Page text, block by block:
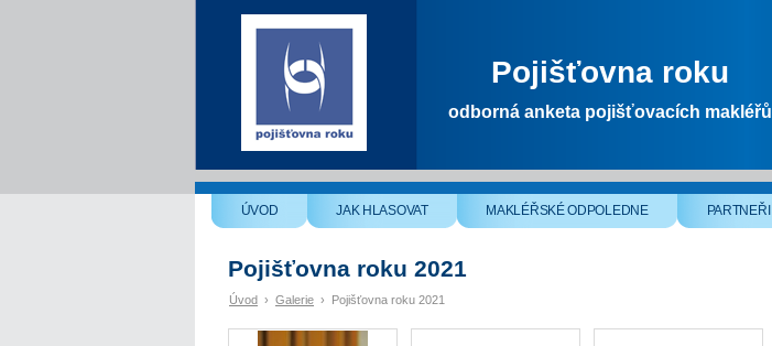
Pojišťovna roku
odborná anketa pojišťovacích makléřů
ÚVOD JAK HLASOVAT MAKLÉŘSKÉ ODPOLEDNE PARTNEŘI
Pojišťovna roku 2021
Úvod › Galerie › Pojišťovna roku 2021